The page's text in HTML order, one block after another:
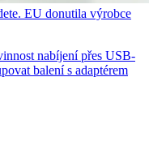
EU donutila výrobce
nabíjení přes USB-
balení s adaptérem